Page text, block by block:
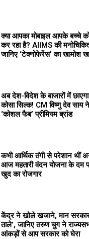
क्या आपका मोबाइल आपके बच्चे
कर रहा है? AIIMS की
जानिए ‘टेक्नोफेरेंस’ का खामोश
अब देश-विदेश के बाजारों में छाएगा
कोसा सिल्क! CM विष्णु देव साय
‘कोशल फैब’ प्रीमियम ब्रांड
कभी आर्थिक तंगी से परेशान थीं
आज महतारी वंदन योजना के दम
खुद का रोजगार
केंद्र ने खोले खजाने, मान
ताले’, जानिए तरुण चुग ने
आंकड़ों से आप सरकार को घेरा